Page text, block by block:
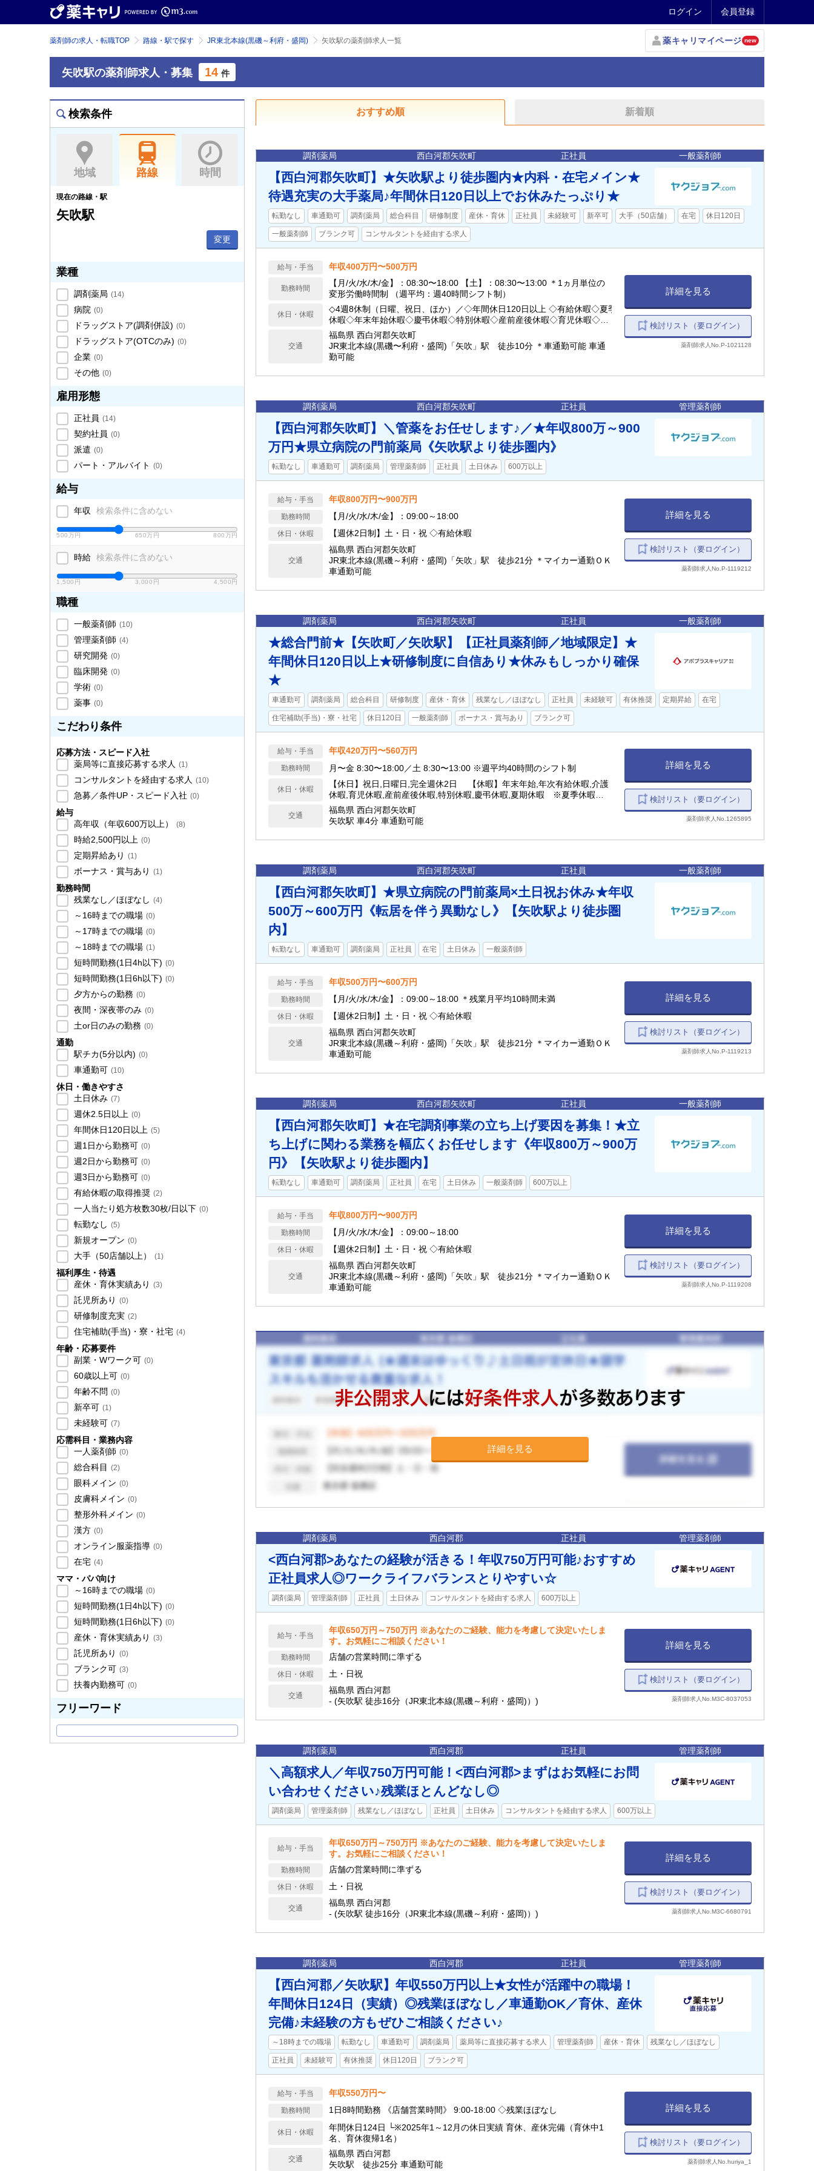
ログイン 会員登録
薬剤師の求人・転職TOP 路線・駅で探す JR東北本線(黒磯～利府・盛岡) 矢吹駅の薬剤師求人一覧 薬キャリマイページ new
矢吹駅の薬剤師求人・募集 14 件
検索条件
地域 路線 時間
現在の路線・駅
矢吹駅
変更
業種
調剤薬局 (14)
病院 (0)
ドラッグストア(調剤併設) (0)
ドラッグストア(OTCのみ) (0)
企業 (0)
その他 (0)
雇用形態
正社員 (14)
契約社員 (0)
派遣 (0)
パート・アルバイト (0)
給与
年収 検索条件に含めない
500万円 650万円 800万円
時給 検索条件に含めない
1,500円 3,000円 4,500円
職種
一般薬剤師 (10)
管理薬剤師 (4)
研究開発 (0)
臨床開発 (0)
学術 (0)
薬事 (0)
こだわり条件
応募方法・スピード入社
薬局等に直接応募する求人 (1)
コンサルタントを経由する求人 (10)
急募／条件UP・スピード入社 (0)
給与
高年収（年収600万以上）
(8)
時給2,500円以上 (0)
定期昇給あり (1)
ボーナス・賞与あり (1)
勤務時間
残業なし／ほぼなし (4)
～16時までの職場 (0)
～17時までの職場 (0)
～18時までの職場 (1)
短時間勤務(1日4h以下) (0)
短時間勤務(1日6h以下) (0)
夕方からの勤務 (0)
夜間・深夜帯のみ (0)
土or日のみの勤務 (0)
通勤
駅チカ(5分以内) (0)
車通勤可 (10)
休日・働きやすさ
土日休み (7)
週休2.5日以上 (0)
年間休日120日以上 (5)
週1日から勤務可 (0)
週2日から勤務可 (0)
週3日から勤務可 (0)
有給休暇の取得推奨 (2)
一人当たり処方枚数30枚/日以下 (0)
転勤なし (5)
新規オープン (0)
大手（50店舗以上） (1)
福利厚生・待遇
産休・育休実績あり (3)
託児所あり (0)
研修制度充実 (2)
住宅補助(手当)・寮・社宅 (4)
年齢・応募要件
副業・Wワーク可 (0)
60歳以上可 (0)
年齢不問 (0)
新卒可 (1)
未経験可 (7)
応需科目・業務内容
一人薬剤師 (0)
総合科目 (2)
眼科メイン (0)
皮膚科メイン (0)
整形外科メイン (0)
漢方 (0)
オンライン服薬指導 (0)
在宅 (4)
ママ・パパ向け
～16時までの職場 (0)
短時間勤務(1日4h以下) (0)
短時間勤務(1日6h以下) (0)
産休・育休実績あり (3)
託児所あり (0)
ブランク可 (3)
扶養内勤務可 (0)
フリーワード
おすすめ順 新着順
調剤薬局 西白河郡矢吹町 正社員 一般薬剤師
【西白河郡矢吹町】★矢吹駅より徒歩圏内★内科・在宅メイン★
待遇充実の大手薬局♪年間休日120日以上でお休みたっぷり★
転勤なし 車通勤可 調剤薬局 総合科目 研修制度 産休・育休 正社員 未経験可 新卒可 大手（50店舗） 在宅 休日120日
一般薬剤師 ブランク可 コンサルタントを経由する求人
給与・手当 年収400万円〜500万円
勤務時間
【月/火/水/木/金】：08:30〜18:00 【土】：08:30〜13:00 ＊1ヵ月単位の
変形労働時間制 （週平均：週40時間シフト制）
休日・休暇
◇4週8休制（日曜、祝日、ほか）／◇年間休日120日以上 ◇有給休暇◇夏季
休暇◇年末年始休暇◇慶弔休暇◇特別休暇◇産前産後休暇◇育児休暇◇介護
休暇
交通
福島県 西白河郡矢吹町
JR東北本線(黒磯〜利府・盛岡)「矢吹」駅 徒歩10分 ＊車通勤可能 車通
勤可能
詳細を見る
検討リスト（要ログイン）
薬剤師求人No.P-1021128
調剤薬局 西白河郡矢吹町 正社員 管理薬剤師
【西白河郡矢吹町】＼管薬をお任せします♪／★年収800万～900
万円★県立病院の門前薬局《矢吹駅より徒歩圏内》
転勤なし 車通勤可 調剤薬局 管理薬剤師 正社員 土日休み 600万以上
給与・手当 年収800万円〜900万円
勤務時間 【月/火/水/木/金】：09:00～18:00
休日・休暇 【週休2日制】土・日・祝 ◇有給休暇
交通
福島県 西白河郡矢吹町
JR東北本線(黒磯～利府・盛岡)「矢吹」駅 徒歩21分 ＊マイカー通勤ＯＫ
車通勤可能
詳細を見る
検討リスト（要ログイン）
薬剤師求人No.P-1119212
調剤薬局 西白河郡矢吹町 正社員 一般薬剤師
★総合門前★【矢吹町／矢吹駅】【正社員薬剤師／地域限定】★
年間休日120日以上★研修制度に自信あり★休みもしっかり確保
★
車通勤可 調剤薬局 総合科目 研修制度 産休・育休 残業なし／ほぼなし 正社員 未経験可 有休推奨 定期昇給 在宅
住宅補助(手当)・寮・社宅 休日120日 一般薬剤師 ボーナス・賞与あり ブランク可
給与・手当 年収420万円〜560万円
勤務時間 月〜金 8:30〜18:00／土 8:30〜13:00 ※週平均40時間のシフト制
休日・休暇
【休日】祝日,日曜日,完全週休2日 【休暇】年末年始,年次有給休暇,介護
休暇,育児休暇,産前産後休暇,特別休暇,慶弔休暇,夏期休暇 ※夏季休暇分と
して初年度有給付与13日 【年間休日】123日
交通
福島県 西白河郡矢吹町
矢吹駅 車4分 車通勤可能
詳細を見る
検討リスト（要ログイン）
薬剤師求人No.1265895
調剤薬局 西白河郡矢吹町 正社員 一般薬剤師
【西白河郡矢吹町】★県立病院の門前薬局×土日祝お休み★年収
500万～600万円《転居を伴う異動なし》【矢吹駅より徒歩圏
内】
転勤なし 車通勤可 調剤薬局 正社員 在宅 土日休み 一般薬剤師
給与・手当 年収500万円〜600万円
勤務時間 【月/火/水/木/金】：09:00～18:00 ＊残業月平均10時間未満
休日・休暇 【週休2日制】土・日・祝 ◇有給休暇
交通
福島県 西白河郡矢吹町
JR東北本線(黒磯～利府・盛岡)「矢吹」駅 徒歩21分 ＊マイカー通勤ＯＫ
車通勤可能
詳細を見る
検討リスト（要ログイン）
薬剤師求人No.P-1119213
調剤薬局 西白河郡矢吹町 正社員 一般薬剤師
【西白河郡矢吹町】★在宅調剤事業の立ち上げ要因を募集！★立
ち上げに関わる業務を幅広くお任せします《年収800万～900万
円》【矢吹駅より徒歩圏内】
転勤なし 車通勤可 調剤薬局 正社員 在宅 土日休み 一般薬剤師 600万以上
給与・手当 年収800万円〜900万円
勤務時間 【月/火/水/木/金】：09:00～18:00
休日・休暇 【週休2日制】土・日・祝 ◇有給休暇
交通
福島県 西白河郡矢吹町
JR東北本線(黒磯～利府・盛岡)「矢吹」駅 徒歩21分 ＊マイカー通勤ＯＫ
車通勤可能
詳細を見る
検討リスト（要ログイン）
薬剤師求人No.P-1119208
詳細を見る
調剤薬局 西白河郡 正社員 管理薬剤師
<西白河郡>あなたの経験が活きる！年収750万円可能♪おすすめ
正社員求人◎ワークライフバランスとりやすい☆
調剤薬局 管理薬剤師 正社員 土日休み コンサルタントを経由する求人 600万以上
給与・手当
年収650万円～750万円 ※あなたのご経験、能力を考慮して決定いたしま
す。お気軽にご相談ください！
勤務時間 店舗の営業時間に準ずる
休日・休暇 土・日祝
交通
福島県 西白河郡
- (矢吹駅 徒歩16分（JR東北本線(黒磯～利府・盛岡)）)
詳細を見る
検討リスト（要ログイン）
薬剤師求人No.M3C-8037053
調剤薬局 西白河郡 正社員 管理薬剤師
＼高額求人／年収750万円可能！<西白河郡>まずはお気軽にお問
い合わせください♪残業ほとんどなし◎
調剤薬局 管理薬剤師 残業なし／ほぼなし 正社員 土日休み コンサルタントを経由する求人 600万以上
給与・手当
年収650万円～750万円 ※あなたのご経験、能力を考慮して決定いたしま
す。お気軽にご相談ください！
勤務時間 店舗の営業時間に準ずる
休日・休暇 土・日祝
交通
福島県 西白河郡
- (矢吹駅 徒歩16分（JR東北本線(黒磯～利府・盛岡)）)
詳細を見る
検討リスト（要ログイン）
薬剤師求人No.M3C-6680791
調剤薬局 西白河郡 正社員 管理薬剤師
【西白河郡／矢吹駅】年収550万円以上★女性が活躍中の職場！
年間休日124日（実績）◎残業ほぼなし／車通勤OK／育休、産休
完備♪未経験の方もぜひご相談ください♪
～18時までの職場 転勤なし 車通勤可 調剤薬局 薬局等に直接応募する求人 管理薬剤師 産休・育休 残業なし／ほぼなし
正社員 未経験可 有休推奨 休日120日 ブランク可
給与・手当 年収550万円〜
勤務時間 1日8時間勤務 《店舗営業時間》 9:00-18:00 ◇残業ほぼなし
休日・休暇
年間休日124日 └※2025年1～12月の休日実績 育休、産休完備（育休中1
名、育休復帰1名）
交通
福島県 西白河郡
矢吹駅 徒歩25分 車通勤可能
詳細を見る
検討リスト（要ログイン）
薬剤師求人No.huriya_1